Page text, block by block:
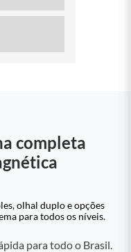
completa
olhal duplo e opções
para todos os níveis.
para todo o Brasil.